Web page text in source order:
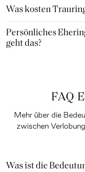
Was kosten
Persönliches
geht das?
FAQ
Mehr über die
zwischen
Was ist die